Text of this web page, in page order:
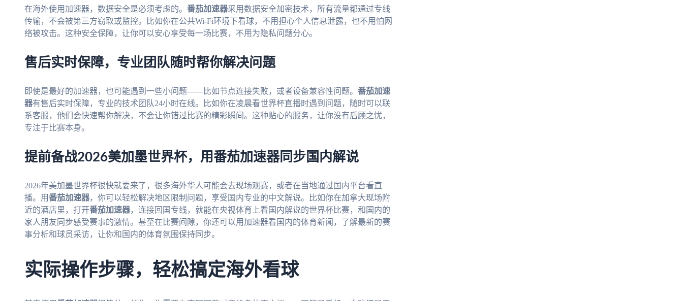
在海外使用加速器，数据安全是必须考虑的。 番茄加速器采用数据安全加密技术，所有流量都通过专线
传输，不会被第三方窃取或监控。比如你在公共Wi-Fi环境下看球，不用担心个人信息泄露，也不用怕网
络被攻击。这种安全保障，让你可以安心享受每一场比赛，不用为隐私问题分心。
售后实时保障，专业团队随时帮你解决问题
即使是最好的加速器，也可能遇到一些小问题——比如节点连接失败，或者设备兼容性问题。 番茄加速
器有售后实时保障，专业的技术团队24小时在线。比如你在凌晨看世界杯直播时遇到问题，随时可以联
系客服，他们会快速帮你解决，不会让你错过比赛的精彩瞬间。这种贴心的服务，让你没有后顾之忧，
专注于比赛本身。
提前备战2026美加墨世界杯，用番茄加速器同步国内解说
2026年美加墨世界杯很快就要来了，很多海外华人可能会去现场观赛，或者在当地通过国内平台看直
播。用番茄加速器，你可以轻松解决地区限制问题，享受国内专业的中文解说。比如你在加拿大现场附
近的酒店里，打开番茄加速器，连接回国专线，就能在央视体育上看国内解说的世界杯比赛，和国内的
家人朋友同步感受赛事的激情。甚至在比赛间隙，你还可以用加速器看国内的体育新闻，了解最新的赛
事分析和球员采访，让你和国内的体育氛围保持同步。
实际操作步骤，轻松搞定海外看球